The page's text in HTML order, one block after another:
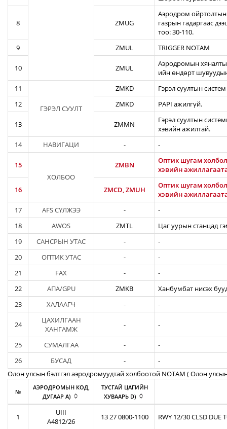
8 ZMUG
Аэродром ойртолтын
газрын гадаргаас
тоо: 30-110.
9
ZMUL TRIGGER NOTAM
10 ZMUL
Аэродромын
ийн өндөрт
11
ГЭРЭЛ СУУЛТ
ZMKD
Гэрэл суултын
12
ZMKD PAPI ажилгүй.
13 ZMMN
Гэрэл суултын
хэвийн ажилтай.
14
НАВИГАЦИ - -
15
ХОЛБОО
ZMBN
Оптик шугам
хэвийн
16 ZMCD, ZMUH
Оптик шугам
хэвийн
17
AFS СҮЛЖЭЭ -
-
18
AWOS ZMTL
Цаг уурын станцад
19
САНСРЫН УТАС -
-
20
ОПТИК УТАС -
-
21
FAX -
-
22
АПА/GPU ZMKB
Ханбумбат нисэх
23
ХАЛААГЧ - -
24
ЦАХИЛГААН
ХАНГАМЖ
- -
25 СУМАЛГАА -
-
26
БУСАД -
-
Олон улсын бэлтгэл аэродромуудтай холбоотой NOTAM ( Oлон
№
АЭРОДРОМЫН КОД,
ДУГААР A)
ТУСГАЙ ЦАГИЙН
ХУВААРЬ D)
1
UIII
A4812/26
13 27 0800-1100 RWY 12/30 CLSD DUE